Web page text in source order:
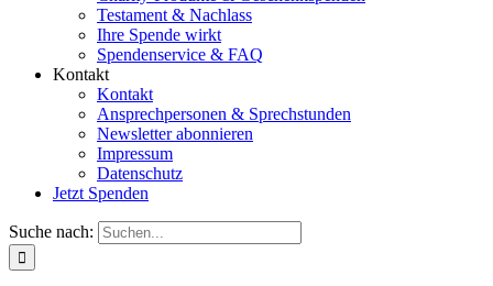
Testament & Nachlass
Ihre Spende wirkt
Spendenservice & FAQ
Kontakt
Kontakt
Ansprechpersonen & Sprechstunden
Newsletter abonnieren
Impressum
Datenschutz
Jetzt Spenden
Suche nach: